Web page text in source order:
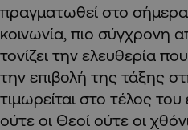
πραγματωθεί στο
κοινωνία, πιο σύγχρονη
τονίζει την ελευθερία
την επιβολή της τάξης
τιμωρείται στο τέλος
ούτε οι Θεοί ούτε οι